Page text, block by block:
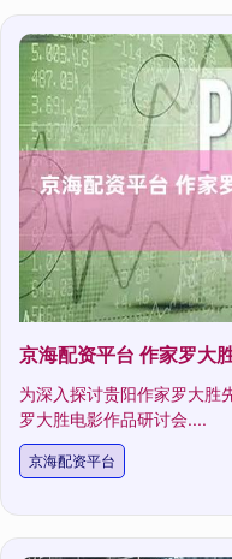
京海配资平台 作家罗大
为深入探讨贵阳作家罗大胜
罗大胜电影作品研讨会....
京海配资平台